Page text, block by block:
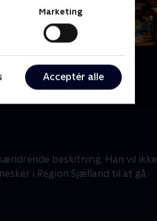
Marketing
Acceptér alle
på herregården
• 1 sæsoner
beslutning. Han vil ikke
i Region Sjælland til at gå